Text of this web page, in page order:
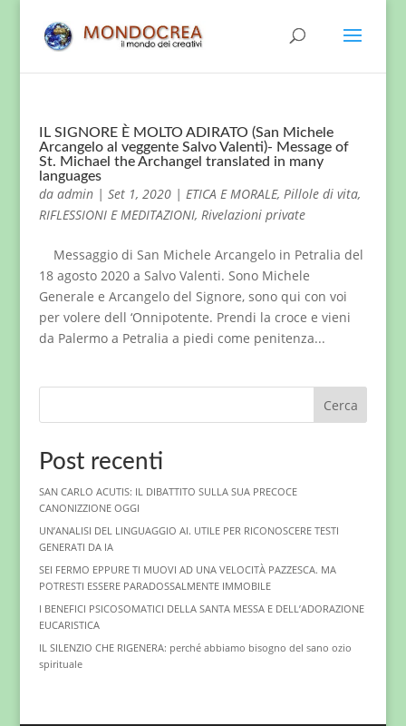
IL SIGNORE È MOLTO ADIRATO (San Michele
Arcangelo al veggente Salvo Valenti)- Message of
St. Michael the Archangel translated in many
languages
da admin| Set 1, 2020| ETICA E MORALE, Pillole di vita,
RIFLESSIONI E MEDITAZIONI, Rivelazioni private
Messaggio di San Michele Arcangelo in Petralia del
18 agosto 2020 a Salvo Valenti. Sono Michele
Generale e Arcangelo del Signore, sono qui con voi
per volere dell ‘Onnipotente. Prendi la croce e vieni
da Palermo a Petralia a piedi come penitenza...
Cerca
Post recenti
SAN CARLO ACUTIS: IL DIBATTITO SULLA SUA PRECOCE
CANONIZZIONE OGGI
UN’ANALISI DEL LINGUAGGIO AI. UTILE PER RICONOSCERE TESTI
GENERATI DA IA
SEI FERMO EPPURE TI MUOVI AD UNA VELOCITÀ PAZZESCA. MA
POTRESTI ESSERE PARADOSSALMENTE IMMOBILE
I BENEFICI PSICOSOMATICI DELLA SANTA MESSA E DELL’ADORAZIONE
EUCARISTICA
IL SILENZIO CHE RIGENERA: perché abbiamo bisogno del sano ozio
spirituale